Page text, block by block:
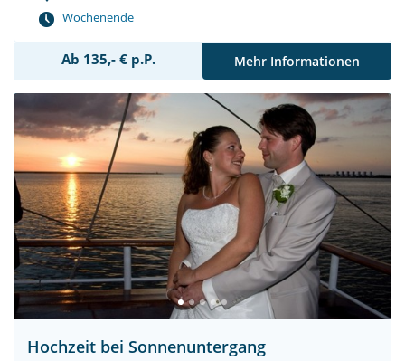
Wochenende
Ab 135,- € p.P. Mehr Informationen
Hochzeit bei Sonnenuntergang